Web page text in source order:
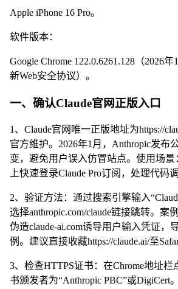
Apple iPhone 16 Pro。
软件版本：
Google Chrome 122.0.6261.128（2026
新Web安全协议）。
一、确认Claude官网正版入口
1、Claude官网唯一正版地址为https://
官方维护。2026年1月，Anthropic发布
变，避免用户误入仿冒站点。使用场
上快速登录Claude Pro订阅，处理代码
2、验证方法：通过搜索引擎输入
选择anthropic.com/claude链接跳转。案
伪造claude-ai.com诱导用户输入凭证，
例。建议直接收藏https://claude.ai/至
3、检查HTTPS证书：在Chrome地址
书颁发者为“Anthropic PBC”或DigiCert